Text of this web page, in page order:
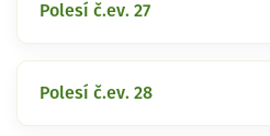
Polesí č.ev. 27
Polesí č.ev. 28